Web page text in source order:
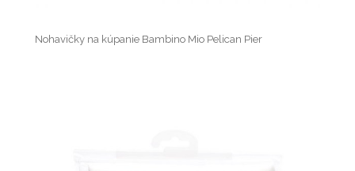
Nohavičky na kúpanie Bambino Mio Pelican Pier